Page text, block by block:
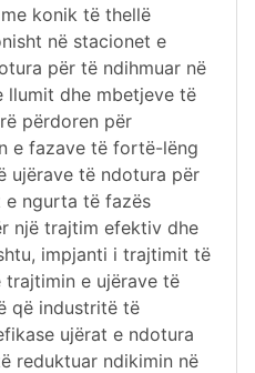
konik të thellë
në stacionet e
për të ndihmuar në
llumit dhe mbetjeve të
përdoren për
e fazave të fortë-lëng
ujërave të ndotura për
e ngurta të fazës
një trajtim efektiv dhe
impjanti i trajtimit të
e ujërave të
që industritë të
ujërat e ndotura
reduktuar ndikimin në